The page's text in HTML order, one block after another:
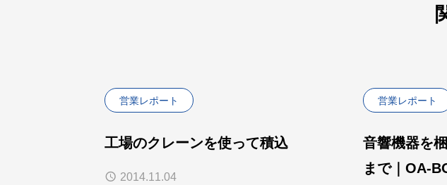
営業レポート
工場のクレーンを使って積込
2014.11.04
営業レポート
音響機器を
まで｜OA-